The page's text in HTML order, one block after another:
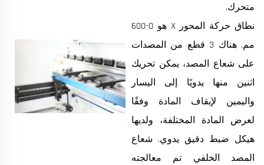
متحرك.
نطاق حركة المحور X هو 0-600
مم. هناك 3 قطع من المصدات
على شعاع المصد، يمكن تحريك
اثنين منها يدويًا إلى اليسار
واليمين لإيقاف المادة وفقًا
لعرض المادة المختلفة، ولديها
هيكل ضبط دقيق يدوي. شعاع
المصد الخلفي تم معالجته